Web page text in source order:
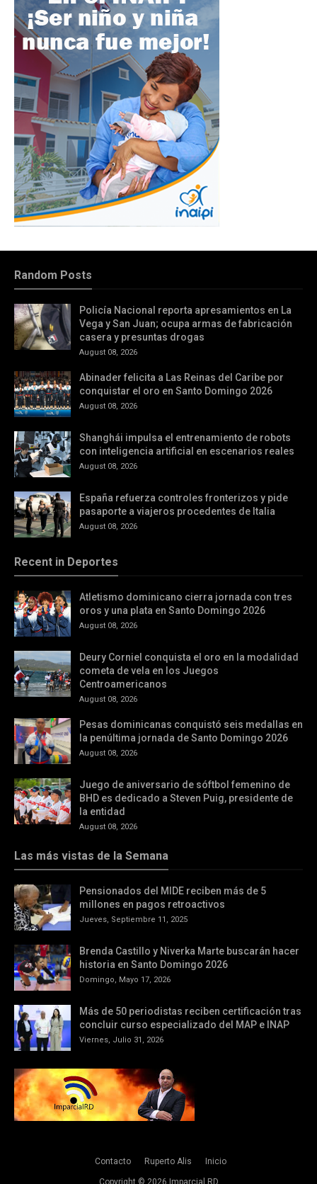
Random Posts
Policía Nacional reporta apresamientos en La
Vega y San Juan; ocupa armas de fabricación
casera y presuntas drogas
August 08, 2026
Abinader felicita a Las Reinas del Caribe por
conquistar el oro en Santo Domingo 2026
August 08, 2026
Shanghái impulsa el entrenamiento de robots
con inteligencia artificial en escenarios reales
August 08, 2026
España refuerza controles fronterizos y pide
pasaporte a viajeros procedentes de Italia
August 08, 2026
Recent in Deportes
Atletismo dominicano cierra jornada con tres
oros y una plata en Santo Domingo 2026
August 08, 2026
Deury Corniel conquista el oro en la modalidad
cometa de vela en los Juegos
Centroamericanos
August 08, 2026
Pesas dominicanas conquistó seis medallas en
la penúltima jornada de Santo Domingo 2026
August 08, 2026
Juego de aniversario de sóftbol femenino de
BHD es dedicado a Steven Puig, presidente de
la entidad
August 08, 2026
Las más vistas de la Semana
Pensionados del MIDE reciben más de 5
millones en pagos retroactivos
Jueves, Septiembre 11, 2025
Brenda Castillo y Niverka Marte buscarán hacer
historia en Santo Domingo 2026
Domingo, Mayo 17, 2026
Más de 50 periodistas reciben certificación tras
concluir curso especializado del MAP e INAP
Viernes, Julio 31, 2026
Contacto Ruperto Alis Inicio
Copyright © 2026 Imparcial RD